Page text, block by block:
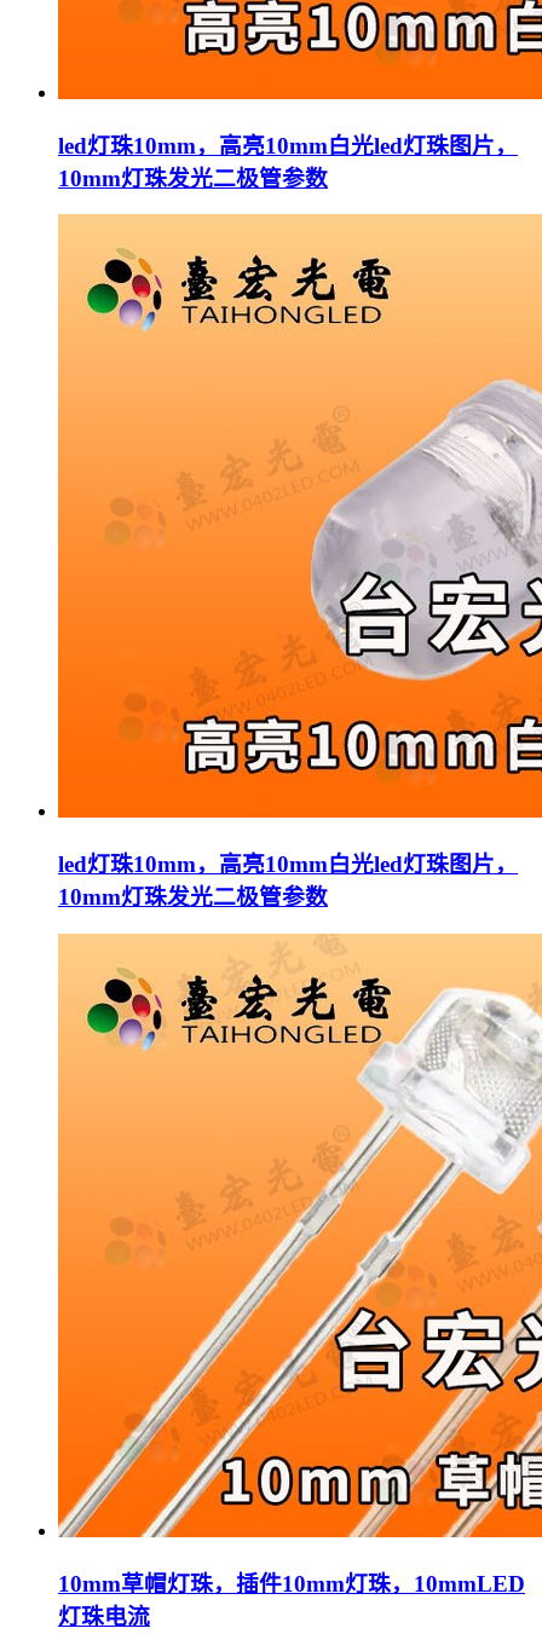
led灯珠10mm，高亮10mm白光led灯珠图片，
10mm灯珠发光二极管参数
led灯珠10mm，高亮10mm白光led灯珠图片，
10mm灯珠发光二极管参数
10mm草帽灯珠，插件10mm灯珠，10mmLED
灯珠电流